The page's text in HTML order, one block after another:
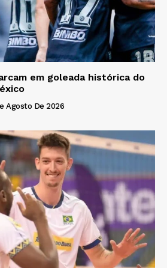
em goleada histórica do
Agosto De 2026